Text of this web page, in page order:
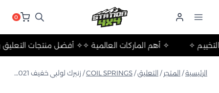
0
✧ أفضل منتجات✧ أهم الماركات العالمية ✧ والتخييم ✧
الرئيسية/ المتجر / التعليق/
COIL SPRINGS
/ زنبرك لولبي خفيف ISUZU MU-X 2021+